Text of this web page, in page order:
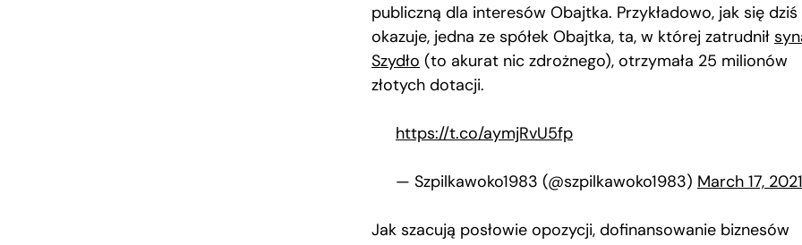
publiczną dla interesów Obajtka. Przykładowo, jak się dziś
okazuje, jedna ze spółek Obajtka, ta, w której zatrudnił
Szydło (to akurat nic zdrożnego), otrzymała 25 milionów
złotych dotacji.
https://t.co/aymjRvU5fp
— Szpilkawoko1983 (@szpilkawoko1983) March 17, 2021
Jak szacują posłowie opozycji, dofinansowanie biznesów